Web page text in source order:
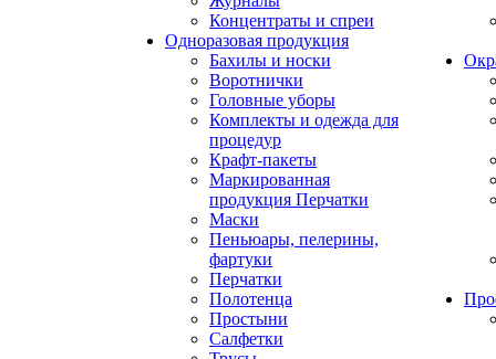
Концентраты и спреи
Одноразовая продукция
Бахилы и носки
Воротнички
Головные уборы
Комплекты и одежда для
процедур
Крафт-пакеты
Маркированная
продукция Перчатки
Маски
Пеньюары, пелерины,
фартуки
Перчатки
Полотенца
Простыни
Салфетки